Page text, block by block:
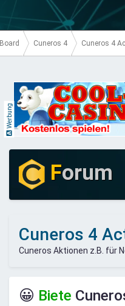
Board Cuneros 4 Cuneros 4
Werbung
Forum
Cuneros 4
Cuneros Aktionen z.B. für
😀 Biete